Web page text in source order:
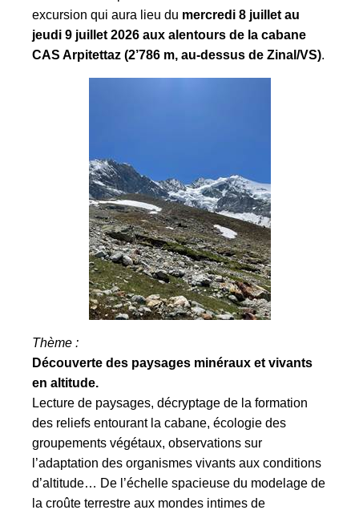
excursion qui aura lieu du mercredi 8 juillet au
jeudi 9 juillet 2026 aux alentours de la cabane
CAS Arpitettaz (2’786 m, au-dessus de Zinal/VS).
Thème :
Découverte des paysages minéraux et vivants
en altitude.
Lecture de paysages, décryptage de la formation
des reliefs entourant la cabane, écologie des
groupements végétaux, observations sur
l’adaptation des organismes vivants aux conditions
d’altitude… De l’échelle spacieuse du modelage de
la croûte terrestre aux mondes intimes de